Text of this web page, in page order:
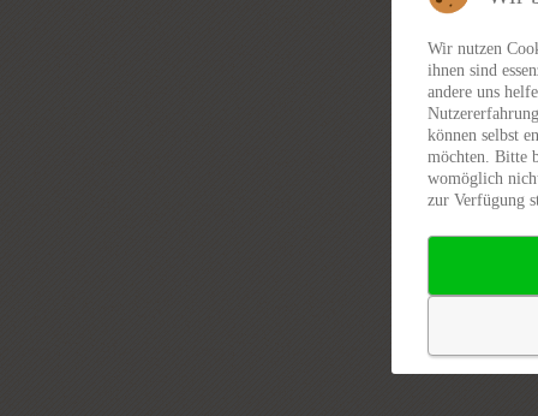
Wir nutzen
ihnen sind
andere uns
können selbst
möchten. Bitte
womöglich
zur Verfügung